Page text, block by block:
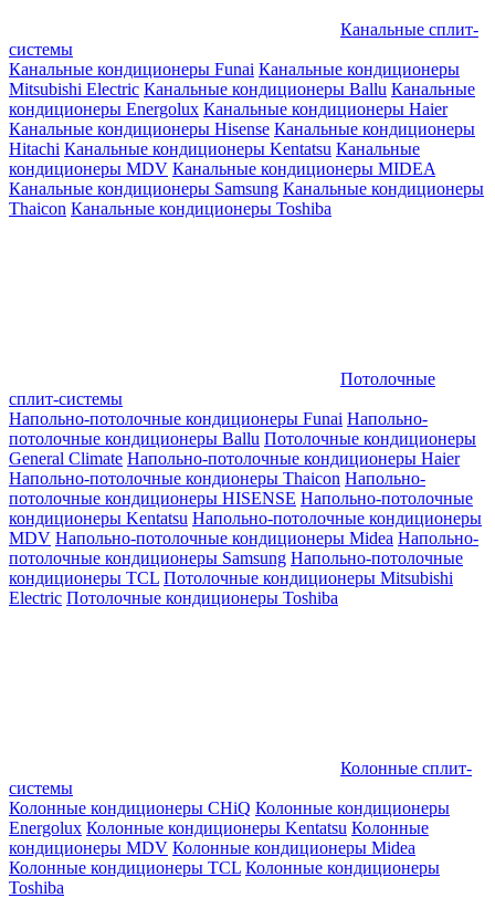
Канальные сплит-
системы
Канальные кондиционеры Funai Канальные кондиционеры
Mitsubishi Electric Канальные кондиционеры Ballu Канальные
кондиционеры Energolux Канальные кондиционеры Haier
Канальные кондиционеры Hisense Канальные кондиционеры
Hitachi Канальные кондиционеры Kentatsu Канальные
кондиционеры MDV Канальные кондиционеры MIDEA
Канальные кондиционеры Samsung Канальные кондиционеры
Thaicon Канальные кондиционеры Toshiba
Потолочные
сплит-системы
Напольно-потолочные кондиционеры Funai Напольно-
потолочные кондиционеры Ballu Потолочные кондиционеры
General Climate Напольно-потолочные кондиционеры Haier
Напольно-потолочные кондионеры Thaicon Напольно-
потолочные кондиционеры HISENSE Напольно-потолочные
кондиционеры Kentatsu Напольно-потолочные кондиционеры
MDV Напольно-потолочные кондиционеры Midea Напольно-
потолочные кондиционеры Samsung Напольно-потолочные
кондиционеры TCL Потолочные кондиционеры Mitsubishi
Electric Потолочные кондиционеры Toshiba
Колонные сплит-
системы
Колонные кондиционеры CHiQ Колонные кондиционеры
Energolux Колонные кондиционеры Kentatsu Колонные
кондиционеры MDV Колонные кондиционеры Midea
Колонные кондиционеры TCL Колонные кондиционеры
Toshiba